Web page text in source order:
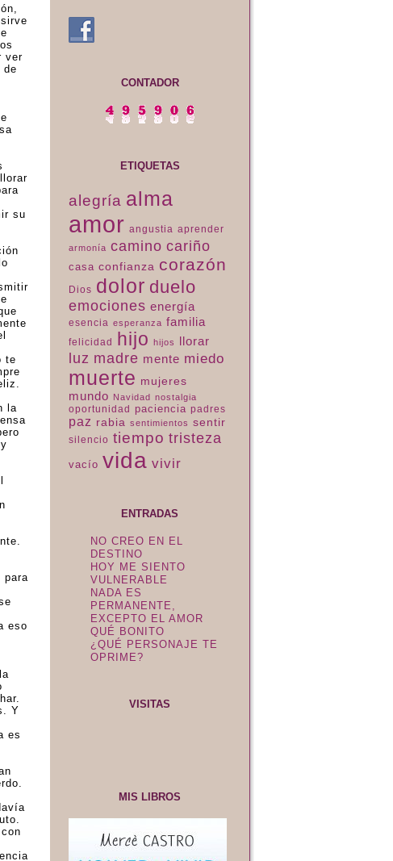
ver
de
su
te
la
para
eso
Y
es
CONTADOR
ETIQUETAS
alegría alma
amor angustia aprender
armonía camino cariño
casa confianza corazón
Dios dolor duelo
emociones energía
esencia esperanza familia
felicidad hijo hijos llorar
luz madre mente miedo
muerte mujeres
mundo Navidad nostalgia
oportunidad
paciencia padres
paz rabia sentimientos sentir
silencio tiempo tristeza
vacío vida vivir
ENTRADAS
NO CREO EN EL
DESTINO
HOY ME SIENTO
VULNERABLE
NADA ES
PERMANENTE,
EXCEPTO EL AMOR
QUÉ BONITO
¿QUÉ PERSONAJE TE
OPRIME?
VISITAS
MIS LIBROS